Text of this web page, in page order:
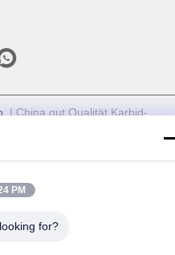
| China gut Qualität Karbid-
© 2021-2026 Chengdu
PM
for?